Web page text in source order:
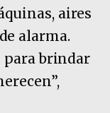
aires
alarma.
para brindar